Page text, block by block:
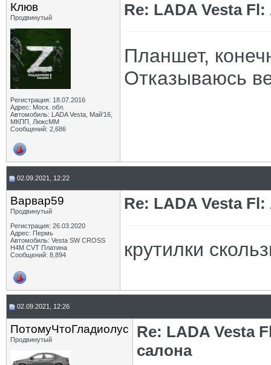
Клюв
Продвинутый
Регистрация: 18.07.2016
Адрес: Моск. обл.
Автомобиль: LADA Vesta, Май'16,
МКПП, ЛюксММ
Сообщений: 2,686
Re: LADA Vesta
Планшет,
Отказываюсь
02.09.2021, 12:22
Варвар59
Продвинутый
Регистрация: 26.03.2020
Адрес: Пермь
Автомобиль: Vesta SW CROSS
H4M CVT Платина
Сообщений: 8,894
Re: LADA Vesta
крутилки
02.09.2021, 12:26
ПотомуЧтоГладиолус
Продвинутый
Re: LADA Vesta
салона